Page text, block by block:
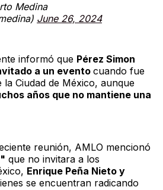
Medina
June 26, 2024
informó que Pérez Simon
a un evento cuando fue
Ciudad de México, aunque
años que no mantiene una
reunión, AMLO mencionó
que no invitara a los
Enrique Peña Nieto y
se encuentran radicando